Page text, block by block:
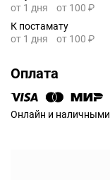
от 1 дня
от 100 ₽
К постамату
от 1 дня
от 100 ₽
Оплата
Онлайн и наличными